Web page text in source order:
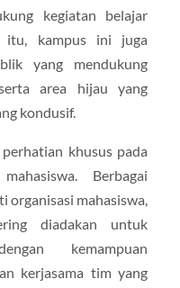
kegiatan belajar
itu, kampus ini juga
yang mendukung
area hijau yang
kondusif.
khusus pada
Berbagai
organisasi mahasiswa,
diadakan untuk
kemampuan
kerjasama tim yang